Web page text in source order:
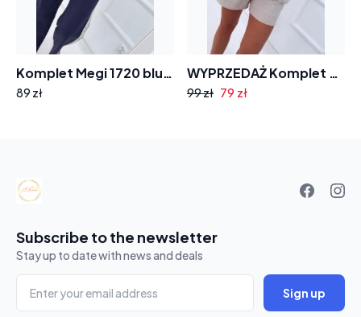
Komplet Megi 1720 bluza na zamek i spodnie lampas szeroka nogawka
89 zł
WYPRZEDAŻ Komplet damski Motion MO1219 koszulka z napisem i spodenki
99 zł 79 zł
Subscribe to the newsletter
Stay up to date with news and deals
Sign up